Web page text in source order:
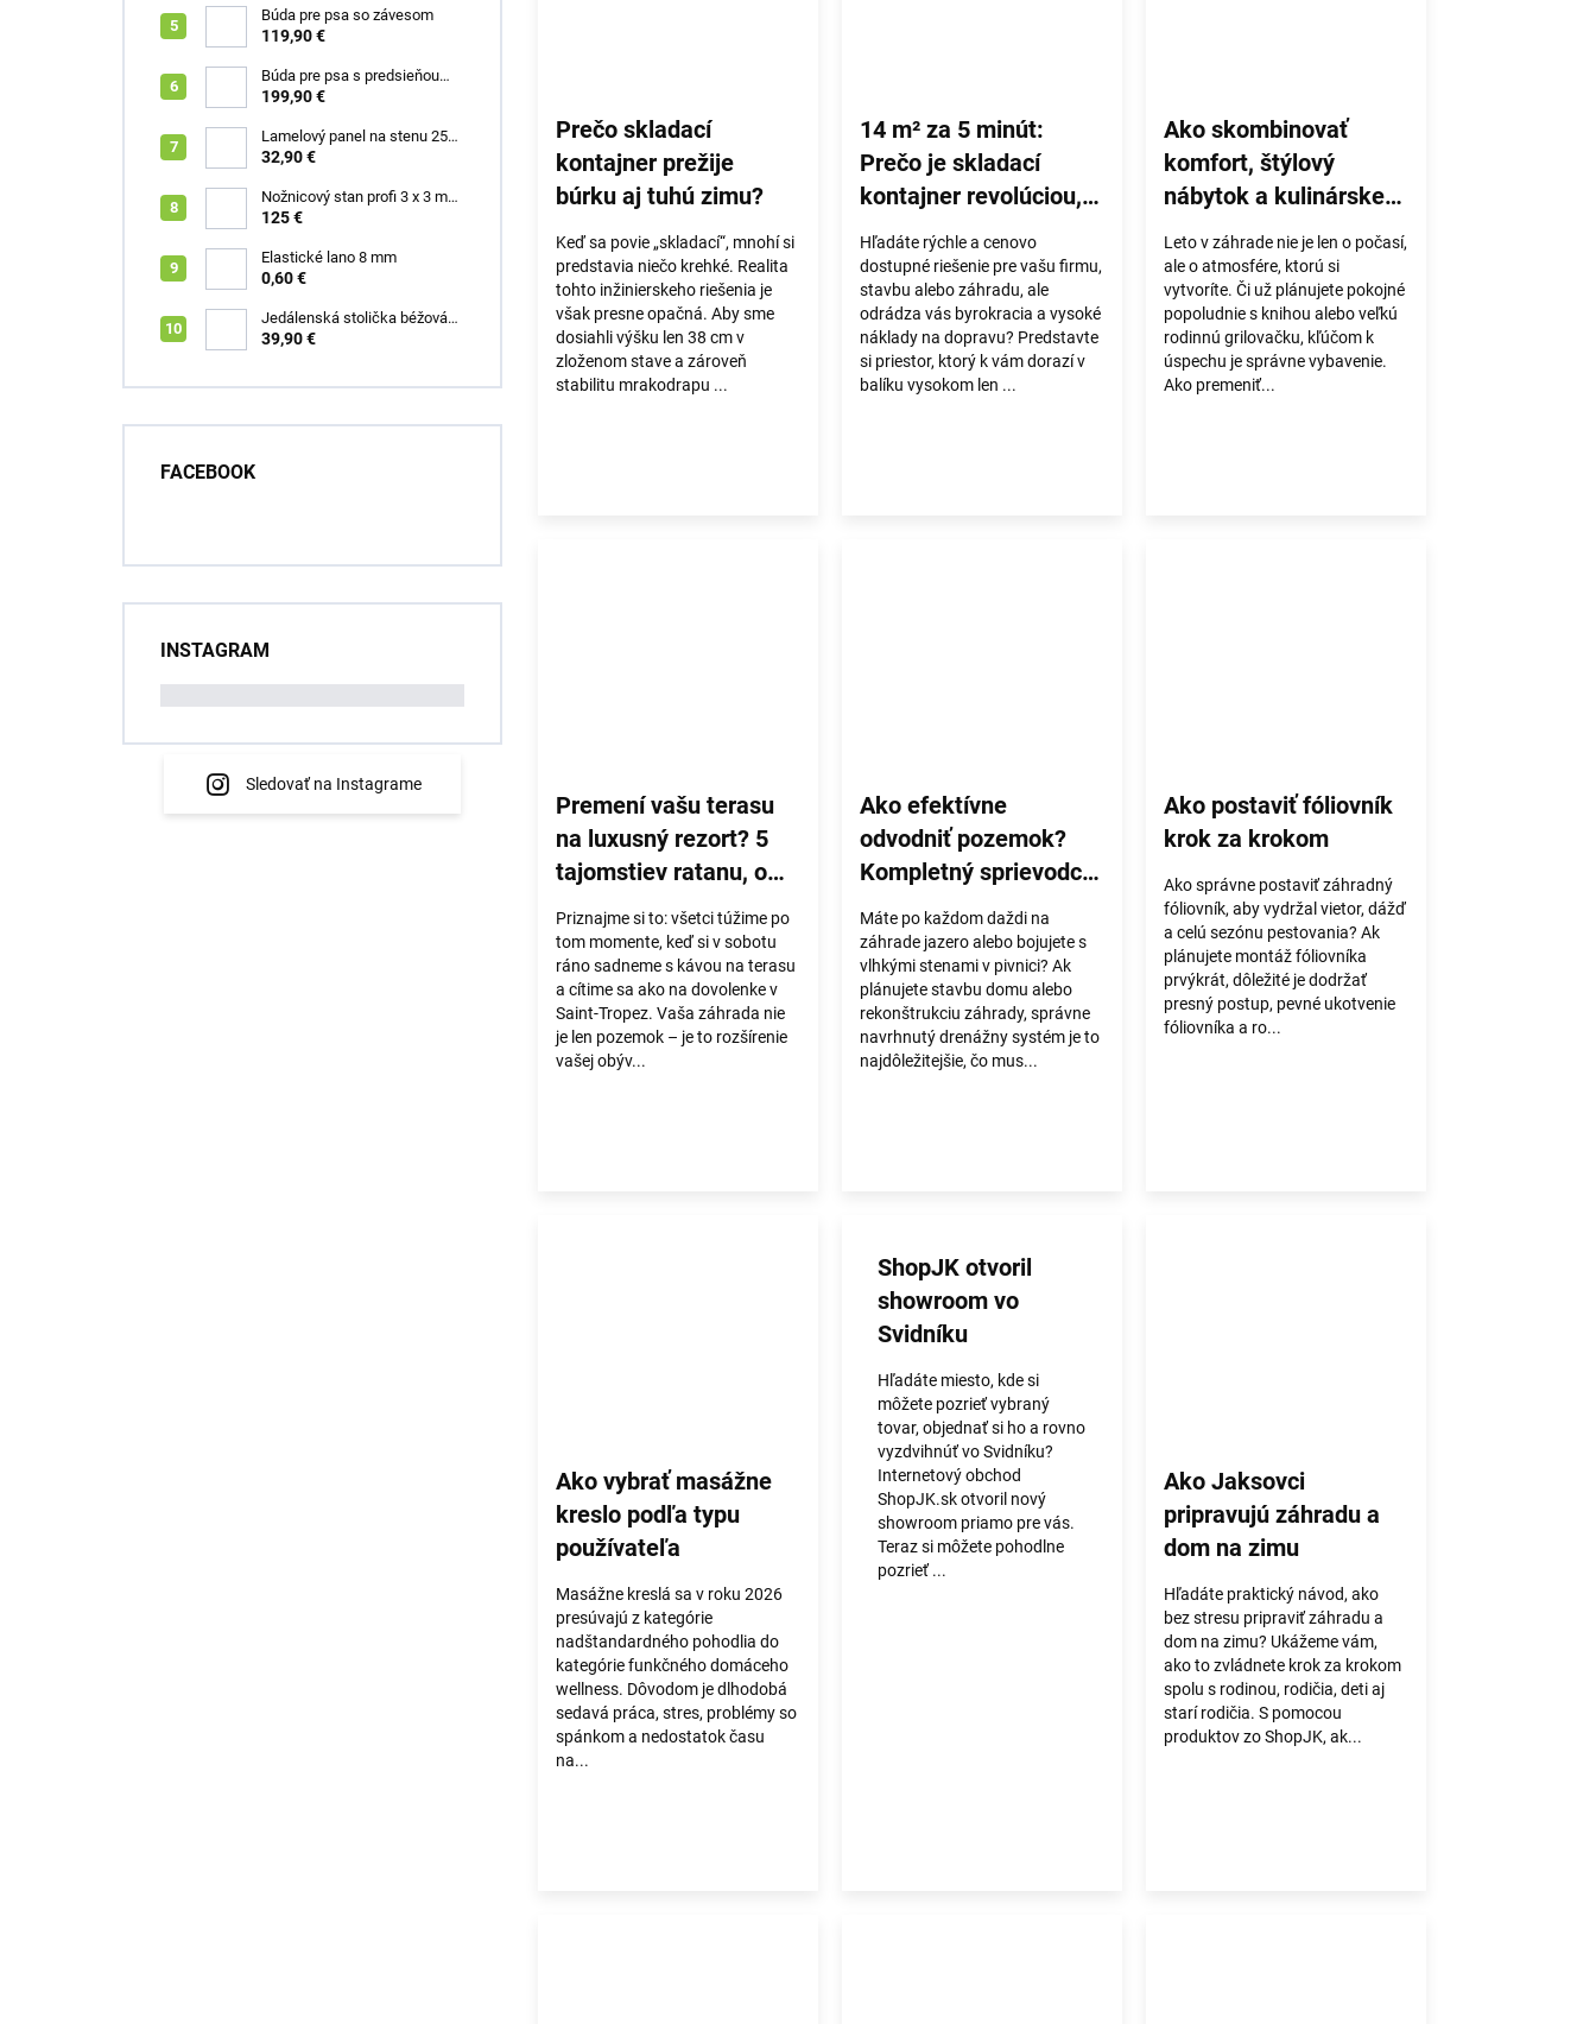
Búda pre psa so závesom
119,90 €
Búda pre psa s predsieňou
šedá XL Roky
199,90 €
Lamelový panel na stenu 255
x 46 cm dub zlatý
32,90 €
Nožnicový stan profi 3 x 3 m
biely
125 €
Elastické lano 8 mm
0,60 €
Jedálenská stolička béžová
velúr Chris
39,90 €
FACEBOOK
INSTAGRAM
Sledovať na Instagrame
Prečo skladací
kontajner prežije
búrku aj tuhú zimu?
Keď sa povie „skladací“, mnohí si
predstavia niečo krehké. Realita
tohto inžinierskeho riešenia je
však presne opačná. Aby sme
dosiahli výšku len 38 cm v
zloženom stave a zároveň
stabilitu mrakodrapu ...
14 m² za 5 minút:
Prečo je skladací
kontajner revolúciou,
ktorú váš projekt
potrebuje?
Hľadáte rýchle a cenovo
dostupné riešenie pre vašu firmu,
stavbu alebo záhradu, ale
odrádza vás byrokracia a vysoké
náklady na dopravu? Predstavte
si priestor, ktorý k vám dorazí v
balíku vysokom len ...
Ako skombinovať
komfort, štýlový
nábytok a kulinárske
zážitky
Leto v záhrade nie je len o počasí,
ale o atmosfére, ktorú si
vytvoríte. Či už plánujete pokojné
popoludnie s knihou alebo veľkú
rodinnú grilovačku, kľúčom k
úspechu je správne vybavenie.
Ako premeniť...
Premení vašu terasu
na luxusný rezort? 5
tajomstiev ratanu, o
ktorých predajcovia
mlčia
Priznajme si to: všetci túžime po
tom momente, keď si v sobotu
ráno sadneme s kávou na terasu
a cítime sa ako na dovolenke v
Saint-Tropez. Vaša záhrada nie
je len pozemok – je to rozšírenie
vašej obýv...
Ako efektívne
odvodniť pozemok?
Kompletný sprievodca
výberom drenážnej
rúry
Máte po každom daždi na
záhrade jazero alebo bojujete s
vlhkými stenami v pivnici? Ak
plánujete stavbu domu alebo
rekonštrukciu záhrady, správne
navrhnutý drenážny systém je to
najdôležitejšie, čo mus...
Ako postaviť fóliovník
krok za krokom
Ako správne postaviť záhradný
fóliovník, aby vydržal vietor, dážď
a celú sezónu pestovania? Ak
plánujete montáž fóliovníka
prvýkrát, dôležité je dodržať
presný postup, pevné ukotvenie
fóliovníka a ro...
Ako vybrať masážne
kreslo podľa typu
používateľa
Masážne kreslá sa v roku 2026
presúvajú z kategórie
nadštandardného pohodlia do
kategórie funkčného domáceho
wellness. Dôvodom je dlhodobá
sedavá práca, stres, problémy so
spánkom a nedostatok času
na...
ShopJK otvoril
showroom vo
Svidníku
Hľadáte miesto, kde si
môžete pozrieť vybraný
tovar, objednať si ho a rovno
vyzdvihnúť vo Svidníku?
Internetový obchod
ShopJK.sk otvoril nový
showroom priamo pre vás.
Teraz si môžete pohodlne
pozrieť ...
Ako Jaksovci
pripravujú záhradu a
dom na zimu
Hľadáte praktický návod, ako
bez stresu pripraviť záhradu a
dom na zimu? Ukážeme vám,
ako to zvládnete krok za krokom
spolu s rodinou, rodičia, deti aj
starí rodičia. S pomocou
produktov zo ShopJK, ak...